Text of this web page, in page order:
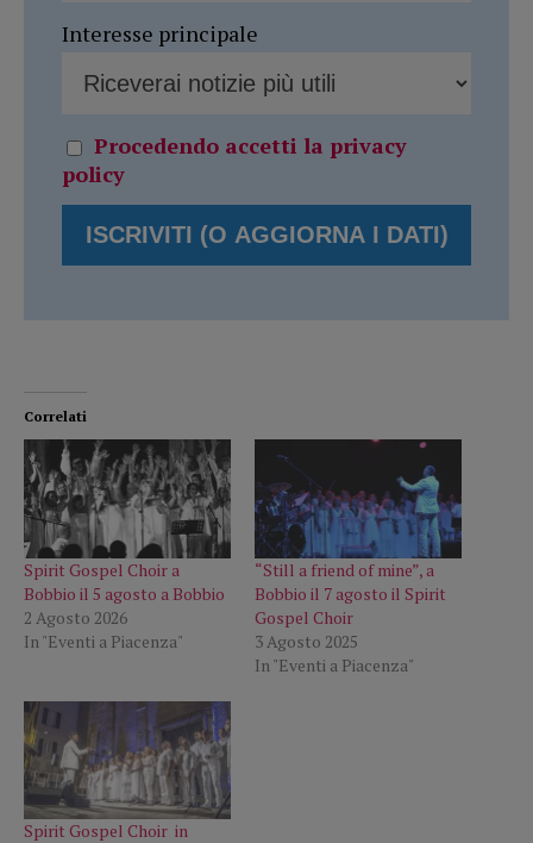
Interesse principale
Procedendo accetti la privacy
policy
Correlati
Spirit Gospel Choir a
Bobbio il 5 agosto a Bobbio
2 Agosto 2026
In "Eventi a Piacenza"
“Still a friend of mine”, a
Bobbio il 7 agosto il Spirit
Gospel Choir
3 Agosto 2025
In "Eventi a Piacenza"
Spirit Gospel Choir in